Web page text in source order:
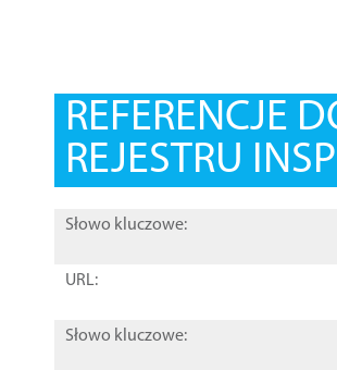
REFERENCJE
REJESTRU
Słowo kluczowe:
URL:
Słowo kluczowe: